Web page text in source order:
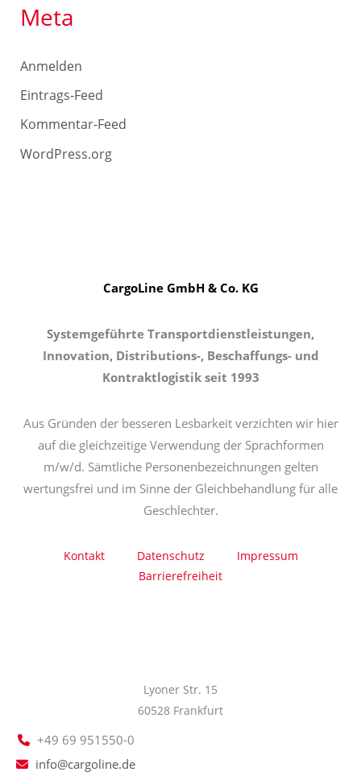
Meta
Anmelden
Eintrags-Feed
Kommentar-Feed
WordPress.org
CargoLine GmbH & Co. KG
Systemgeführte Transportdienstleistungen,
Innovation, Distributions-, Beschaffungs- und
Kontraktlogistik seit 1993
Aus Gründen der besseren Lesbarkeit verzichten wir hier
auf die gleichzeitige Verwendung der Sprachformen
m/w/d. Sämtliche Personenbezeichnungen gelten
wertungsfrei und im Sinne der Gleichbehandlung für alle
Geschlechter.
Kontakt Datenschutz
Impressum
Barrierefreiheit
Lyoner Str. 15
60528 Frankfurt
+49 69 951550-0
info@cargoline.de